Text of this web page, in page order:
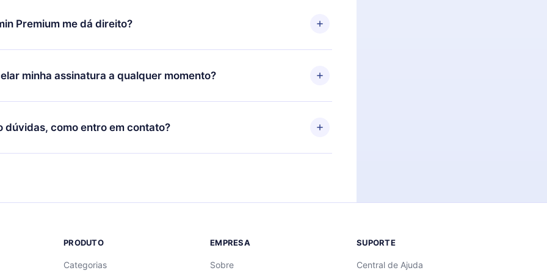
decidiu mudar sua assinatura mensal para anual, após confirmar a
o plano anual, o novo plano só será aplicado e cobrado após o aniversário
Premium me dá direito?
é um plano que te garante acesso a toda nossa biblioteca de 2500+
em 3 línguas (Inglês, espanhol e português) que você pode ler ou
momento através do nosso aplicativo disponível para iOS, Android e
minha assinatura a qualquer momento?
por não renovar sua assinatura do 12min, você pode cancelar a
e o próximo ciclo de cobrança não ocorrerá.
dúvidas, como entro em contato?
para entrar em contato porsupport@12min.com.
PRODUTO
Categorias
EMPRESA
Sobre
SUPORTE
Central de Ajuda